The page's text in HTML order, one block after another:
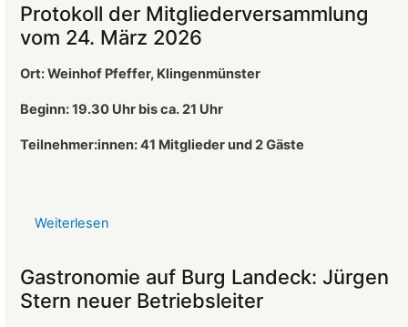
Protokoll der Mitgliederversammlung
vom 24. März 2026
Ort: Weinhof Pfeffer, Klingenmünster
Beginn: 19.30 Uhr bis ca. 21 Uhr
Teilnehmer:innen: 41 Mitglieder und 2 Gäste
Weiterlesen
der
Mitgliederversammlung
vom
Gastronomie auf Burg Landeck: Jürgen
Stern neuer Betriebsleiter